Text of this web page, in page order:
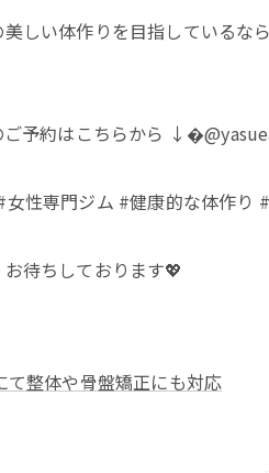
しい体作りを目指している
ご予約はこちらから
性専門ジム #健康的な体作
待ちしております💖
て整体や骨盤矯正にも対応